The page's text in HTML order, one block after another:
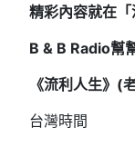
精彩內容就在「
B & B Radio幫
《流利人生》(
台灣時間